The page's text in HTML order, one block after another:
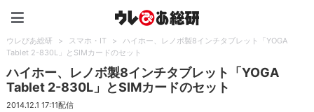
ウレぴあ総研 > スマホ・IT >
ハイホー、レノボ製8インチタブレット「YOGA
Tablet 2-830L」とSIMカードのセット
ハイホー、レノボ製8インチタブレット「YOGA
Tablet 2-830L」とSIMカードのセット
2014.12.1 17:11配信